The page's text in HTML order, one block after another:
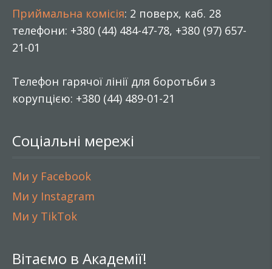
Приймальна комісія: 2 поверх, каб. 28
телефони: +380 (44) 484-47-78, +380 (97) 657-
21-01
Телефон гарячої лінії для боротьби з
корупцією: +380 (44) 489-01-21
Соціальні мережі
Ми у Facebook
Ми у Instagram
Ми у TikTok
Вітаємо в Академії!